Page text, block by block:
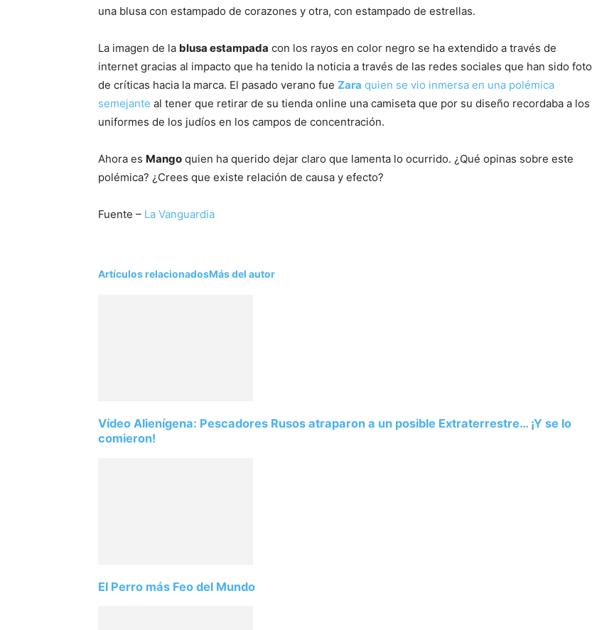
una blusa con estampado de corazones y otra, con estampado de estrellas.
La imagen de la blusa estampada con los rayos en color negro se ha extendido a través de
internet gracias al impacto que ha tenido la noticia a través de las redes sociales que han sido foto
de críticas hacia la marca. El pasado verano fue Zara quien se vio inmersa en una polémica
semejante al tener que retirar de su tienda online una camiseta que por su diseño recordaba a los
uniformes de los judíos en los campos de concentración.
Ahora es Mango quien ha querido dejar claro que lamenta lo ocurrido. ¿Qué opinas sobre este
polémica? ¿Crees que existe relación de causa y efecto?
Fuente – La Vanguardia
Artículos relacionadosMás del autor
Vídeo Alienígena: Pescadores Rusos atraparon a un posible Extraterrestre… ¡Y se lo
comieron!
El Perro más Feo del Mundo